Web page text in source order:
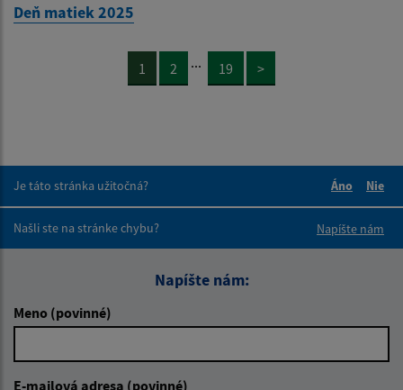
Deň matiek 2025
1 2 ... 19 >
Je táto stránka užitočná?
Áno
Nie
Našli ste na stránke chybu?
Napíšte nám
Napíšte nám:
Meno (povinné)
E-mailová adresa (povinné)